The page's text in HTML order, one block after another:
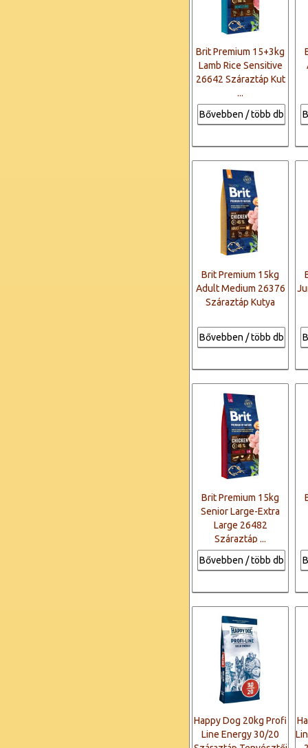
Brit Premium 15+3kg
Lamb Rice Sensitive
26642 Száraztáp Kut
...
Bővebben / több db
Brit Premium 15kg
Adult Medium 26376
Száraztáp Kutya
Bővebben / több db
Brit Premium 15kg
Senior Large-Extra
Large 26482
Száraztáp ...
Bővebben / több db
Happy Dog 20kg Profi
Line Energy 30/20